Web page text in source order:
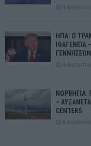
9
ΗΠΑ: Ο
9
ΝΟΡΒΗΓΙΑ:
–
CENTERS
8